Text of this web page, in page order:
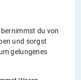
du von
und sorgst
gelungenes